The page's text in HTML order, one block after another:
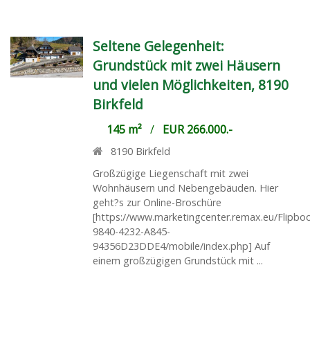
Seltene Gelegenheit:
Grundstück mit zwei Häusern
und vielen Möglichkeiten, 8190
Birkfeld
145 m²/ EUR 266.000.-
8190 Birkfeld
Großzügige Liegenschaft mit zwei
Wohnhäusern und Nebengebäuden. Hier
geht?s zur Online-Broschüre
[https://www.marketingcenter.remax.eu/
9840-4232-A845-
94356D23DDE4/mobile/index.php] Auf
einem großzügigen Grundstück mit ...